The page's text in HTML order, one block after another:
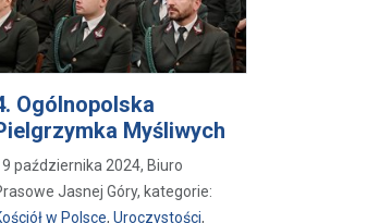
Ogólnopolska
Myśliwych
października 2024, Biuro
Jasnej Góry, kategorie:
w Polsce, Uroczystości,